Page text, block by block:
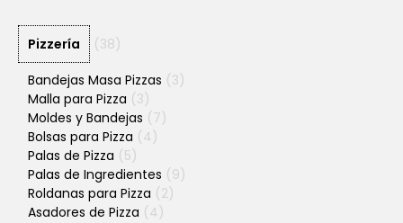
Pizzería
(38)
Bandejas Masa Pizzas (3)
Malla para Pizza (3)
Moldes y Bandejas (7)
Bolsas para Pizza (4)
Palas de Pizza (5)
Palas de Ingredientes (9)
Roldanas para Pizza (2)
Asadores de Pizza (4)